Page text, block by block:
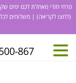
פרחי חודי מאחלת לכם ימים
(לחצו לקריאה) | משלוחים
867